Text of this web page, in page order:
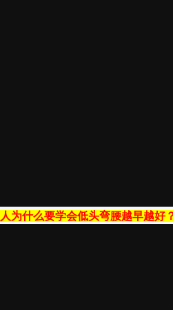
人为什么要学会低头弯腰越早越好